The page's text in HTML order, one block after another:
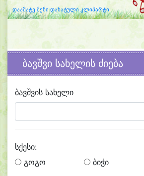
დაამატე შენი დახატული კლიპარტი
ბავშვი სახელის ძიება
ბავშვის სახელი
სქესი:
გოგო
ბიჭი